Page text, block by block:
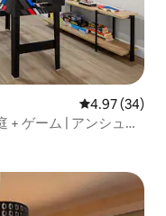
レビュー34
4.97 (34)
+ ゲーム | アンシュッ